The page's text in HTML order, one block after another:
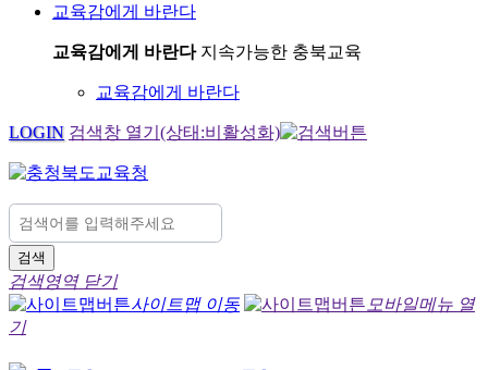
교육감에게 바란다
교육감에게 바란다 지속가능한 충북교육
교육감에게 바란다
LOGIN 검색창 열기(상태:비활성화)
검색
검색영역 닫기
사이트맵 이동
모바일메뉴 열
기